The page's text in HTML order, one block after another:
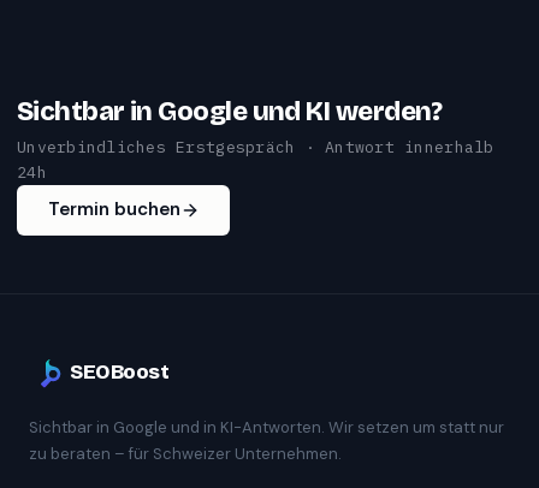
Sichtbar in Google und KI werden?
Unverbindliches Erstgespräch · Antwort innerhalb
24h
Termin buchen
SEOBoost
Sichtbar in Google und in KI-Antworten. Wir setzen um statt nur
zu beraten – für Schweizer Unternehmen.